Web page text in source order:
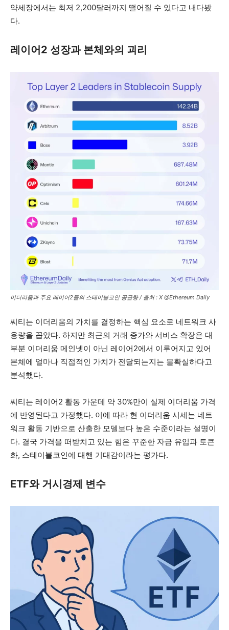
약세장에서는 최저 2,200달러까지 떨어질 수 있다고 내다봤
다.
레이어2 성장과 본체와의 괴리
이더리움과 주요 레이어2들의 스테이블코인 공급량 / 출처 : X @Ethereum Daily
씨티는 이더리움의 가치를 결정하는 핵심 요소로 네트워크 사
용량을 꼽았다. 하지만 최근의 거래 증가와 서비스 확장은 대
부분 이더리움 메인넷이 아닌 레이어2에서 이루어지고 있어
본체에 얼마나 직접적인 가치가 전달되는지는 불확실하다고
분석했다.
씨티는 레이어2 활동 가운데 약 30%만이 실제 이더리움 가격
에 반영된다고 가정했다. 이에 따라 현 이더리움 시세는 네트
워크 활동 기반으로 산출한 모델보다 높은 수준이라는 설명이
다. 결국 가격을 떠받치고 있는 힘은 꾸준한 자금 유입과 토큰
화, 스테이블코인에 대핸 기대감이라는 평가다.
ETF와 거시경제 변수